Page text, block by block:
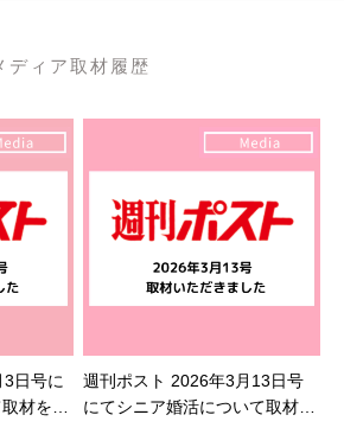
ディア取材履歴
日号に
材を受
週刊ポスト 2026年3月13日号
にてシニア婚活について取材を